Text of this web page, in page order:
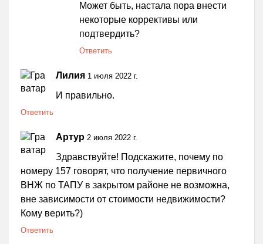
Может быть, настала пора внести
некоторые коррективы или
подтвердить?
Ответить
Лилия 1 июля 2022 г.
И правильно.
Ответить
Артур 2 июля 2022 г.
Здравствуйте! Подскажите, почему по
номеру 157 говорят, что получение первичного
ВНЖ по ТАПУ в закрытом районе не возможна,
вне зависимости от стоимости недвижимости?
Кому верить?)
Ответить